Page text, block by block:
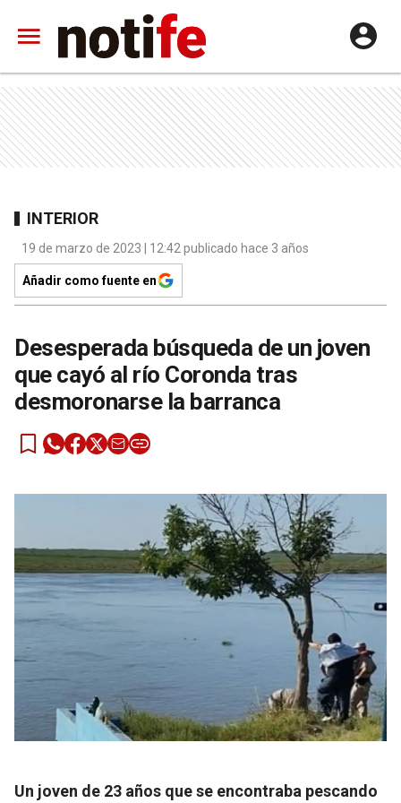
INTERIOR
19 de marzo de 2023 | 12:42 publicado hace 3 años
Añadir como fuente en
Desesperada búsqueda de un joven
que cayó al río Coronda tras
desmoronarse la barranca
Un joven de 23 años que se encontraba pescando